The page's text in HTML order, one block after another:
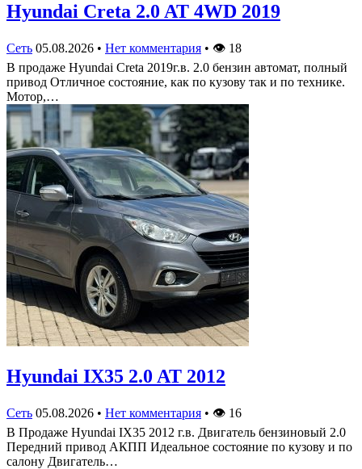
Hyundai Creta 2.0 AT 4WD 2019
Сеть 05.08.2026 • Нет комментария • 👁 18
В продаже Hyundai Creta 2019г.в. 2.0 бензин автомат, полный
привод Отличное состояние, как по кузову так и по технике.
Мотор,…
Hyundai IX35 2.0 AT 2012
Сеть 05.08.2026 • Нет комментария • 👁 16
В Продаже Hyundai IX35 2012 г.в. Двигатель бензиновый 2.0
Передний привод АКПП Идеальное состояние по кузову и по
салону Двигатель…